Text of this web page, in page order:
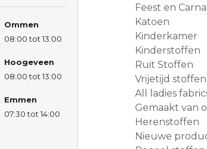
Ommen
08:00 tot 13:00
Hoogeveen
08:00 tot 13:00
Emmen
07:30 tot 14:00
Feest en
Katoen
Kinderkamer
Kinderstoffen
Ruit Stoffen
Vrijetijd
All ladies
Gemaakt van
Herenstoffen
Nieuwe